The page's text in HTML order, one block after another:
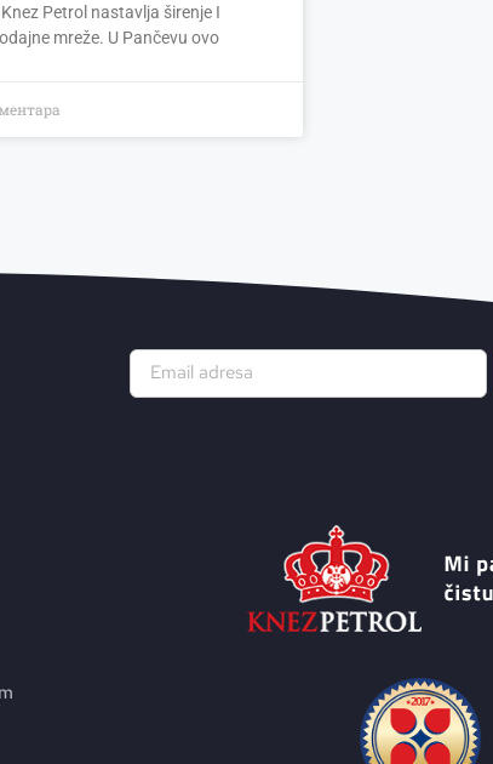
Petrol nastavlja širenje I
mreže. U Pančevu ovo